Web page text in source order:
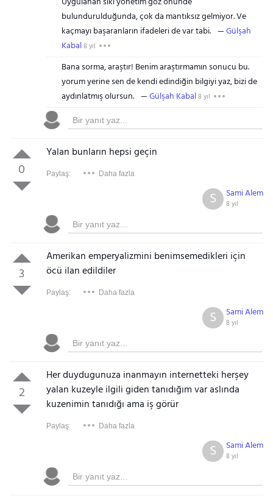
bulundurulduğunda, çok da mantıksız gelmiyor. Ve
kaçmayı başaranların ifadeleri de var tabi.
Gülşah
Kabal8 yıl
Bana sorma, araştır! Benim araştırmamın sonucu bu.
yorum yerine sen de kendi edindiğin bilgiyi yaz, bizi de
aydınlatmış olursun.
Gülşah Kabal8 yıl
0
Yalan bunların hepsi geçin
Paylaş: Daha fazla
Sami Alem
8 yıl
S
3
Amerikan emperyalizmini benimsemedikleri için
öcü ilan edildiler
Paylaş: Daha fazla
Sami Alem
8 yıl
S
2
Her duydugunuza inanmayın internetteki herşey
yalan kuzeyle ilgili giden tanıdığım var aslında
kuzenimin tanıdığı ama iş görür
Paylaş: Daha fazla
Sami Alem
8 yıl
S